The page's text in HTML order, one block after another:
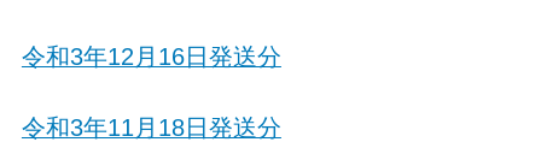
令和3年12月16日発送分
令和3年11月18日発送分